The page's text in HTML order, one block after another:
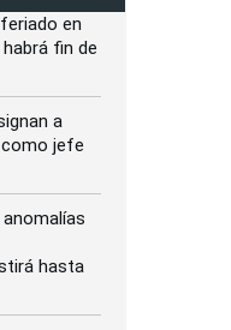
en
fin de
a
jefe
hasta